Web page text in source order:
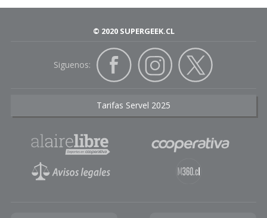
© 2020 SUPERGEEK.CL
Siguenos:
Tarifas Servel 2025